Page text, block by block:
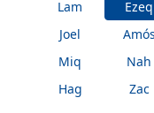
Lam
Ezeq
Joel
Amós
Miq
Nah
Hag
Zac